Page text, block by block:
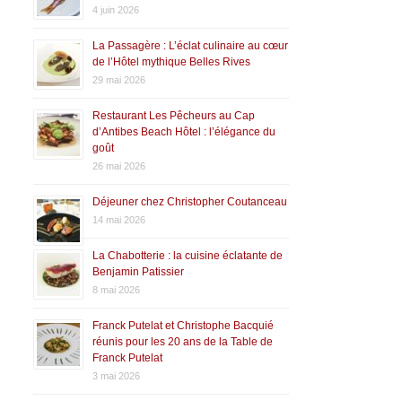
4 juin 2026
La Passagère : L’éclat culinaire au cœur
de l’Hôtel mythique Belles Rives
29 mai 2026
Restaurant Les Pêcheurs au Cap
d’Antibes Beach Hôtel : l’élégance du
goût
26 mai 2026
Déjeuner chez Christopher Coutanceau
14 mai 2026
La Chabotterie : la cuisine éclatante de
Benjamin Patissier
8 mai 2026
Franck Putelat et Christophe Bacquié
réunis pour les 20 ans de la Table de
Franck Putelat
3 mai 2026